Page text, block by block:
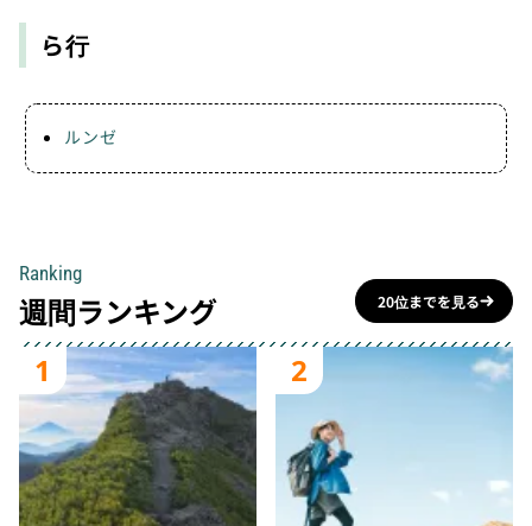
ら行
ルンゼ
Ranking
週間ランキング 20位までを見る
1 2